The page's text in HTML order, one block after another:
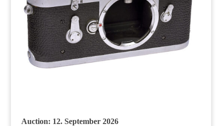
Auction: 12. September 2026